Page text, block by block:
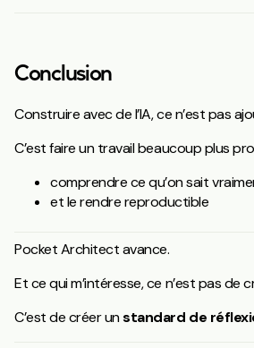
Conclusion
Construire avec de l’IA, ce n’est pas
C’est faire un travail beaucoup plus
comprendre ce qu’on sait
et le rendre reproductible
Pocket Architect avance.
Et ce qui m’intéresse, ce n’est pas de
C’est de créer unstandard de